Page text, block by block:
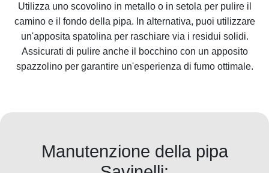
Utilizza uno scovolino in metallo o in setola per pulire il
camino e il fondo della pipa. In alternativa, puoi utilizzare
un'apposita spatolina per raschiare via i residui solidi.
Assicurati di pulire anche il bocchino con un apposito
spazzolino per garantire un'esperienza di fumo ottimale.
Manutenzione della pipa